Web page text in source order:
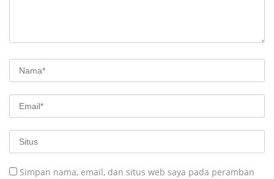
Simpan nama, email, dan situs web saya pada peramban